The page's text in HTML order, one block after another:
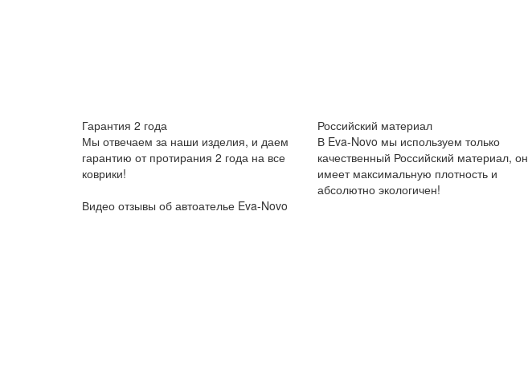
Гарантия 2 года
Мы отвечаем за наши изделия, и даем
гарантию от протирания 2 года на все
коврики!
Российский материал
В Eva-Novo мы используем только
качественный Российский материал, он
имеет максимальную плотность и
абсолютно экологичен!
Видео отзывы об автоателье Eva-Novo